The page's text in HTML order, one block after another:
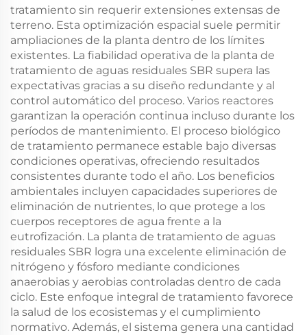
tratamiento sin requerir extensiones extensas de
terreno. Esta optimización espacial suele permitir
ampliaciones de la planta dentro de los límites
existentes. La fiabilidad operativa de la planta de
tratamiento de aguas residuales SBR supera las
expectativas gracias a su diseño redundante y al
control automático del proceso. Varios reactores
garantizan la operación continua incluso durante los
períodos de mantenimiento. El proceso biológico
de tratamiento permanece estable bajo diversas
condiciones operativas, ofreciendo resultados
consistentes durante todo el año. Los beneficios
ambientales incluyen capacidades superiores de
eliminación de nutrientes, lo que protege a los
cuerpos receptores de agua frente a la
eutrofización. La planta de tratamiento de aguas
residuales SBR logra una excelente eliminación de
nitrógeno y fósforo mediante condiciones
anaerobias y aerobias controladas dentro de cada
ciclo. Este enfoque integral de tratamiento favorece
la salud de los ecosistemas y el cumplimiento
normativo. Además, el sistema genera una cantidad